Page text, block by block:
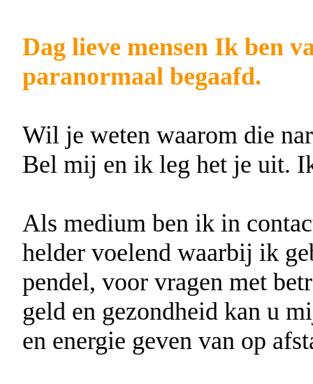
Dag lieve mensen Ik ben
paranormaal begaafd.
Wil je weten waarom die
Bel mij en ik leg het je uit.
Als medium ben ik in
helder voelend waarbij ik
pendel, voor vragen met
geld en gezondheid kan u
en energie geven van op